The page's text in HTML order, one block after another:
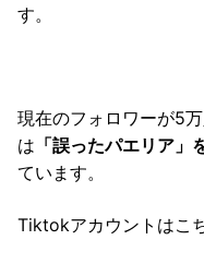
す。
現在のフォロワーが5
は 「誤ったパエリア」
ています。
Tiktokアカウントはこ